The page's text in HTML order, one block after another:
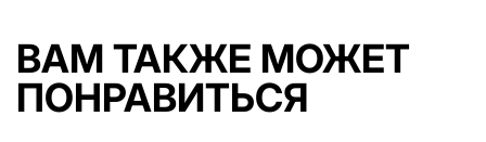
ВАМ ТАКЖЕ МОЖЕТ
ПОНРАВИТЬСЯ